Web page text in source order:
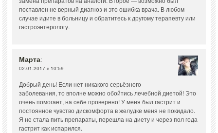
поставлен не верный диагноз и это ошибка врача. В любом
случае идите в больницу и обратитесь к другому терапевту или
гастроэнтерологу.
Марта:
02.01.2017 в 10:59
Добрый день! Если нет никакого серьёзного
заболевания, то вполне можно обойтись лечебной диетой! Это
очень помогает, на себе проверено! У меня был гастрит и
постоянное чувство дискомфорта в желудке меня не покидало.
Я не стала пить препараты, перешла на диету и через пол года
гастрит как испарился.